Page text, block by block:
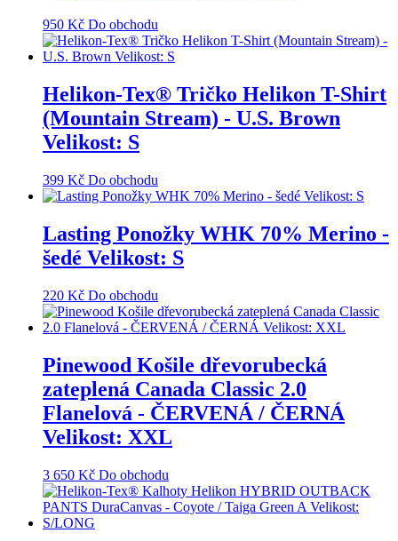
950 Kč Do obchodu
Helikon-Tex® Tričko Helikon T-Shirt
(Mountain Stream) - U.S. Brown
Velikost: S
399 Kč Do obchodu
Lasting Ponožky WHK 70% Merino -
šedé Velikost: S
220 Kč Do obchodu
Pinewood Košile dřevorubecká
zateplená Canada Classic 2.0
Flanelová - ČERVENÁ / ČERNÁ
Velikost: XXL
3 650 Kč Do obchodu